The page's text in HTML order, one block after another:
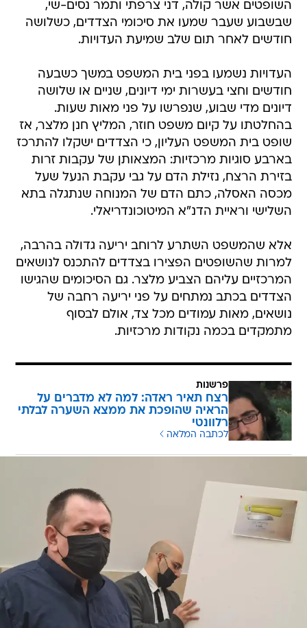
השופטים אשר קולה, דני צרפתי ותמר נסים-שי,
שבשבוע שעבר שמעו את סיכומי הצדדים, כשלושה
חודשים לאחר תום שלב שמיעת העדויות.
העדויות נשמעו בפני בית המשפט במשך כשבעה
חודשים וחצי בעשרות ימי דיונים, שניים או שלושה
דיונים מדי שבוע, שנפרשו על פני מאות שעות.
בהחלטתו על קיום משפט חוזר, המליץ חנן מלצר, אז
שופט בית המשפט העליון, כי הצדדים ישקלו להתרכז
בארבע סוגיות מרכזיות: המצאותן של עקבות זרות
בזירת הרצח, נזילת הדם על גבי עקבת הנעל שעל
מכסה האסלה, כתם הדם של המנוחה שנתגלה בתא
השלישי וראיית הדנ"א המיטוכונדריאלי.
אלא שהמשפט השתרע לרוחב יריעה גדולה בהרבה,
למרות שהשופטים הפצירו בצדדים להתכנס לנושאים
המרכזיים עליהם הצביע מלצר. גם הסיכומים שהגישו
הצדדים בכתב נמתחים על פני יריעה רחבה של
נושאים, מאות עמודים מכל צד, אולם לבסוף
מתמקדים בכמה נקודות מרכזיות.
פרשנות
רצח תאיר ראדה: למה לא מדברים על
הראיה שהופכת את ממצא השערה לבלתי
רלוונטי
לכתבה המלאה